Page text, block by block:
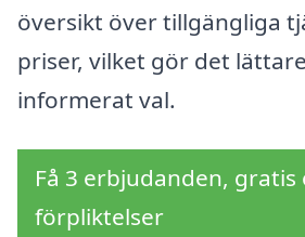
översikt över tillgängliga
priser, vilket gör det
informerat val.
Få 3 erbjudanden, gratis
förpliktelser